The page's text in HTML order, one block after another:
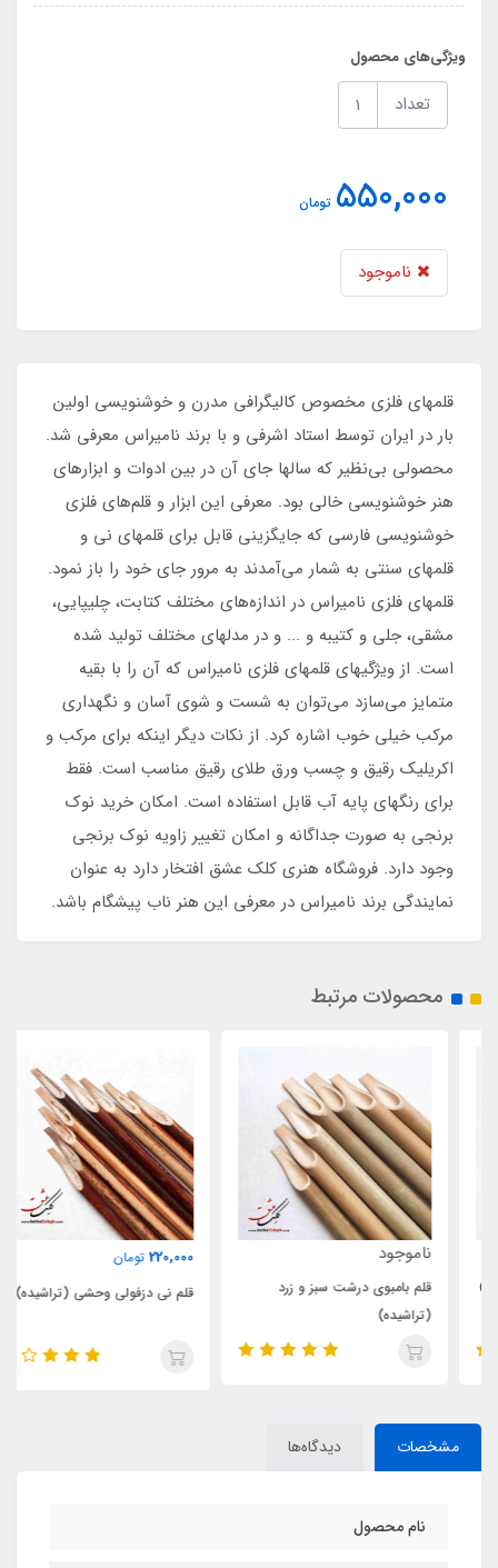
ویژگی‌های محصول
تعداد
550,000 تومان
ناموجود
قلمهای فلزی مخصوص کالیگرافی مدرن و خوشنویسی اولین
بار در ایران توسط استاد اشرفی و با برند نامیراس معرفی شد.
محصولی بی‌نظیر که سالها جای آن در بین ادوات و ابزارهای
هنر خوشنویسی خالی بود. معرفی این ابزار و قلم‌های فلزی
خوشنویسی فارسی که جایگزینی قابل برای قلمهای نی و
قلمهای سنتی به شمار می‌آمدند به مرور جای خود را باز نمود.
قلمهای فلزی نامیراس در اندازه‌های مختلف کتابت، چلیپایی،
مشقی، جلی و کتیبه و ... و در مدلهای مختلف تولید شده
است. از ویژگیهای قلمهای فلزی نامیراس که آن را با بقیه
متمایز می‌سازد می‌توان به شست و شوی آسان و نگهداری
مرکب خیلی خوب اشاره کرد. از نکات دیگر اینکه برای مرکب و
اکریلیک رقیق و چسب ورق طلای رقیق مناسب است. فقط
برای رنگهای پایه آب قابل استفاده است. امکان خرید نوک
برنجی به صورت جداگانه و امکان تغییر زاویه نوک برنجی
وجود دارد. فروشگاه هنری کلک عشق افتخار دارد به عنوان
نمایندگی برند نامیراس در معرفی این هنر ناب پیشگام باشد.
محصولات مرتبط
ناموجود
قلم بامبوی درشت سبز و زرد
(تراشیده)
220,000 تومان
قلم نی دزفولی وحشی (تراشیده)
مشخصات دیدگاه‌ها
نام محصول